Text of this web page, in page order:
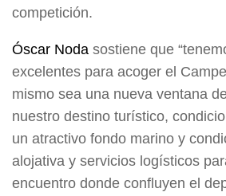
competición.
Óscar Noda sostiene que
excelentes para acoger el
mismo sea una nueva ventana
nuestro destino turístico,
un atractivo fondo marino y
alojativa y servicios logísticos
encuentro donde confluyen el